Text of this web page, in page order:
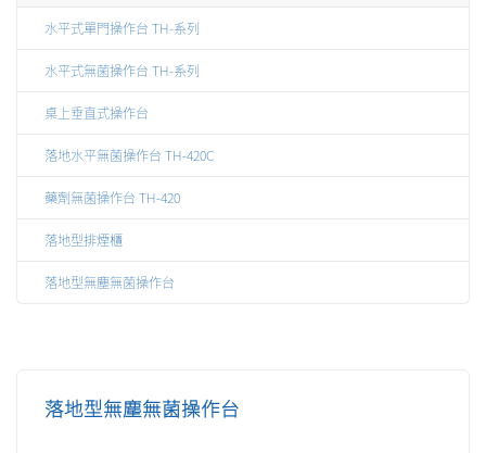
水平式單門操作台 TH-系列
水平式無菌操作台 TH-系列
桌上垂直式操作台
落地水平無菌操作台 TH-420C
藥劑無菌操作台 TH-420
落地型排煙櫃
落地型無塵無菌操作台
落地型無塵無菌操作台